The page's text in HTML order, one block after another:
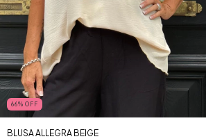
66% OFF
BLUSA ALLEGRA BEIGE